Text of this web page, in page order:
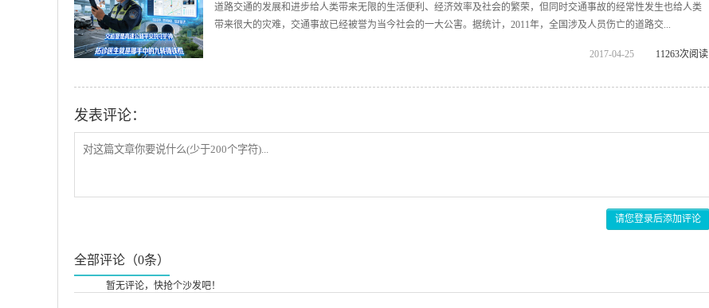
道路交通的发展和进步给人类带来无限的生活便利、经济效率及社会的繁荣，但同时交通事故的经常性发生也给人类
带来很大的灾难，交通事故已经被誉为当今社会的一大公害。据统计，2011年，全国涉及人员伤亡的道路交...
2017-04-25 11263次阅读
发表评论：
请您登录后添加评论
全部评论（0条）
暂无评论，快抢个沙发吧！